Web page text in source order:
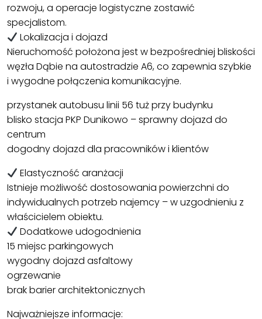
rozwoju, a operacje logistyczne zostawić
specjalistom.
Lokalizacja i dojazd
Nieruchomość położona jest w bezpośredniej bliskości
węzła Dąbie na autostradzie A6, co zapewnia szybkie
i wygodne połączenia komunikacyjne.
przystanek autobusu linii 56 tuż przy budynku
blisko stacja PKP Dunikowo – sprawny dojazd do
centrum
dogodny dojazd dla pracowników i klientów
Elastyczność aranżacji
Istnieje możliwość dostosowania powierzchni do
indywidualnych potrzeb najemcy – w uzgodnieniu z
właścicielem obiektu.
Dodatkowe udogodnienia
15 miejsc parkingowych
wygodny dojazd asfaltowy
ogrzewanie
brak barier architektonicznych
Najważniejsze informacje: